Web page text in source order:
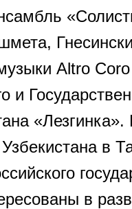
Altro
и
в
в